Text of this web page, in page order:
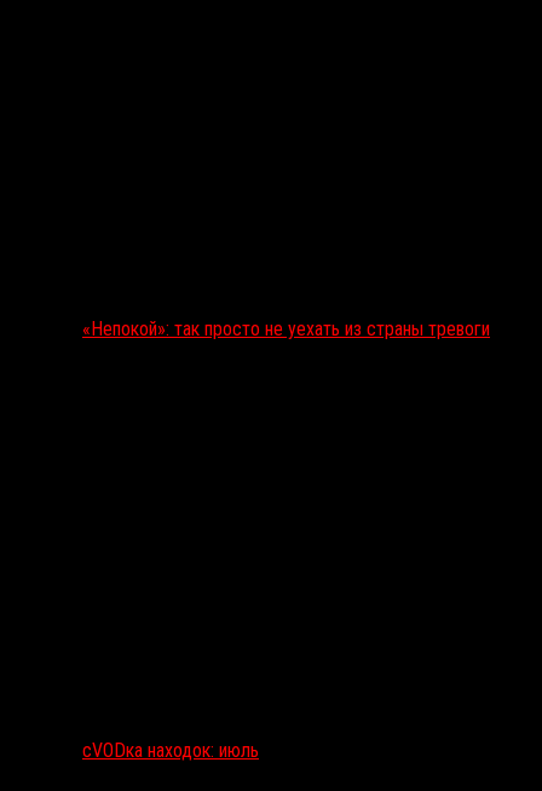
«Непокой»: так просто не уехать из страны тревоги
сVODка находок: июль